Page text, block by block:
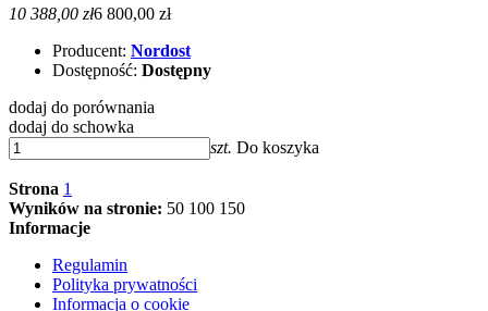
10 388,00 zł6 800,00 zł
Producent: Nordost
Dostępność: Dostępny
dodaj do porównania
dodaj do schowka
szt. Do koszyka
Strona 1
Wyników na stronie: 50 100 150
Informacje
Regulamin
Polityka prywatności
Informacja o cookie